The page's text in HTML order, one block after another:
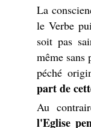
La
le Verbe
soit pas
même sans
péché
part de
Au
l'Eglise